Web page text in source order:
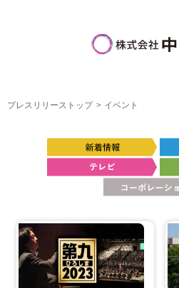
プレスリリーストップ イベント